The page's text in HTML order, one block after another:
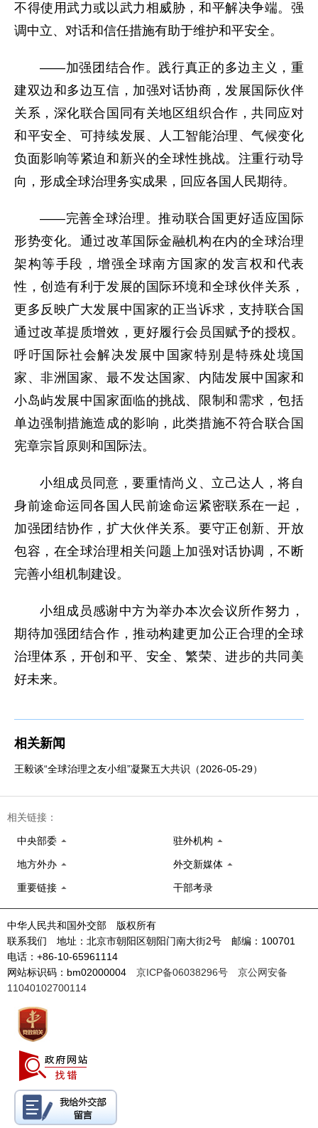
不得使用武力或以武力相威胁，和平解决争端。强
调中立、对话和信任措施有助于维护和平安全。
——加强团结合作。践行真正的多边主义，重
建双边和多边互信，加强对话协商，发展国际伙伴
关系，深化联合国同有关地区组织合作，共同应对
和平安全、可持续发展、人工智能治理、气候变化
负面影响等紧迫和新兴的全球性挑战。注重行动导
向，形成全球治理务实成果，回应各国人民期待。
——完善全球治理。推动联合国更好适应国际
形势变化。通过改革国际金融机构在内的全球治理
架构等手段，增强全球南方国家的发言权和代表
性，创造有利于发展的国际环境和全球伙伴关系，
更多反映广大发展中国家的正当诉求，支持联合国
通过改革提质增效，更好履行会员国赋予的授权。
呼吁国际社会解决发展中国家特别是特殊处境国
家、非洲国家、最不发达国家、内陆发展中国家和
小岛屿发展中国家面临的挑战、限制和需求，包括
单边强制措施造成的影响，此类措施不符合联合国
宪章宗旨原则和国际法。
小组成员同意，要重情尚义、立己达人，将自
身前途命运同各国人民前途命运紧密联系在一起，
加强团结协作，扩大伙伴关系。要守正创新、开放
包容，在全球治理相关问题上加强对话协调，不断
完善小组机制建设。
小组成员感谢中方为举办本次会议所作努力，
期待加强团结合作，推动构建更加公正合理的全球
治理体系，开创和平、安全、繁荣、进步的共同美
好未来。
相关新闻
王毅谈“全球治理之友小组”凝聚五大共识（2026-05-29）
相关链接：
中央部委 驻外机构
地方外办 外交新媒体
重要链接 干部考录
中华人民共和国外交部 版权所有
联系我们 地址：北京市朝阳区朝阳门南大街2号 邮编：100701
电话：+86-10-65961114
网站标识码：bm02000004 京ICP备06038296号
京公网安备
11040102700114